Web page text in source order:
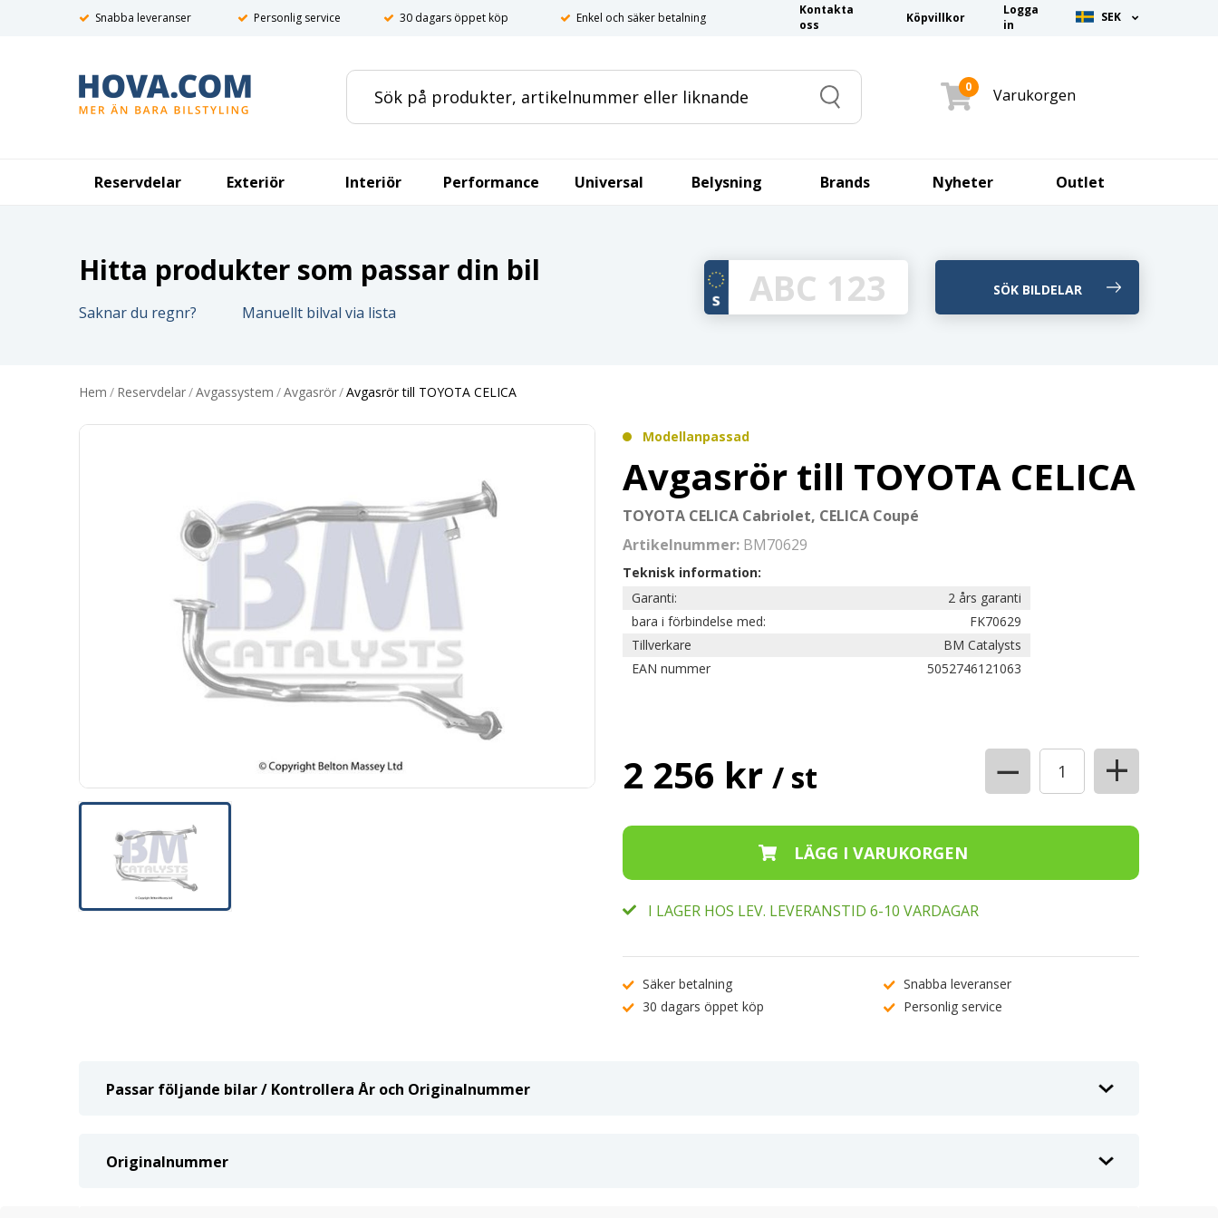
Snabba leveranser Personlig service 30 dagars öppet köp Enkel och säker betalning
Kontakta
oss
Köpvillkor
Logga
in
SEK
Search
0 Varukorgen
Reservdelar Exteriör Interiör Performance Universal Belysning Brands Nyheter Outlet
Hitta produkter som passar din bil
Saknar du regnr? Manuellt bilval via lista
Hem / Reservdelar/Avgassystem /Avgasrör/Avgasrör till TOYOTA CELICA
Modellanpassad
Avgasrör till TOYOTA CELICA
TOYOTA CELICA Cabriolet, CELICA Coupé
Artikelnummer: BM70629
Teknisk information:
Garanti:
2 års garanti
bara i förbindelse med:
FK70629
Tillverkare
BM Catalysts
EAN nummer
5052746121063
2 256 kr / st − +
I LAGER HOS LEV. LEVERANSTID 6-10 VARDAGAR
Säker betalning
Snabba leveranser
30 dagars öppet köp
Personlig service
Passar följande bilar / Kontrollera År och Originalnummer
Originalnummer